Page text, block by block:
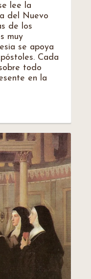
lee la
del Nuevo
de los
muy
se apoya
Cada
todo
en la